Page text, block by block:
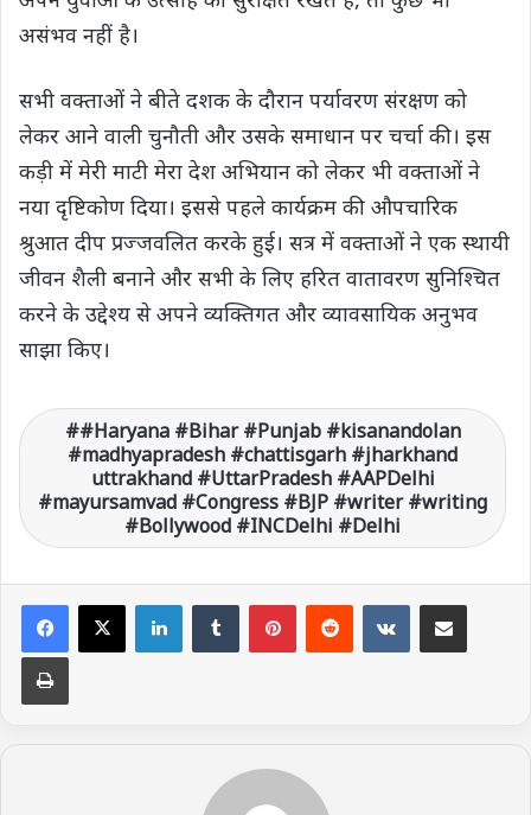
असंभव नहीं है।
सभी वक्ताओं ने बीते दशक के दौरान पर्यावरण संरक्षण को
लेकर आने वाली चुनौती और उसके समाधान पर चर्चा की। इस
कड़ी में मेरी माटी मेरा देश अभियान को लेकर भी वक्ताओं ने
नया दृष्टिकोण दिया। इससे पहले कार्यक्रम की औपचारिक
श्रुआत दीप प्रज्जवलित करके हुई। सत्र में वक्ताओं ने एक स्थायी
जीवन शैली बनाने और सभी के लिए हरित वातावरण सुनिश्चित
करने के उद्देश्य से अपने व्यक्तिगत और व्यावसायिक अनुभव
साझा किए।
#Haryana #Bihar #Punjab #kisanandolan
#madhyapradesh #chattisgarh #jharkhand
uttrakhand #UttarPradesh #AAPDelhi
#mayursamvad #Congress #BJP #writer #writing
#Bollywood #INCDelhi #Delhi
LinkedIn VKontakte